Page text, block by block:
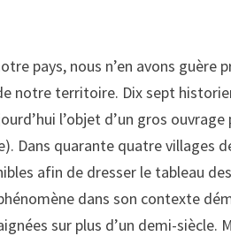
pays, nous n’en avons guère
notre territoire. Dix sept
l’objet d’un gros ouvrage
Dans quarante quatre villages
afin de dresser le tableau
dans son contexte
sur plus d’un demi-siècle.